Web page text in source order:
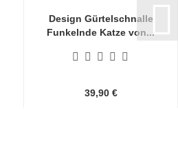
Design Gürtelschnalle
Funkelnde Katze von...
39,90 €